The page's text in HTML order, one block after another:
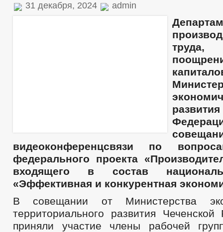
31 декабря, 2024 admin
видеоконференцсвязи по
федерального проекта
входящего в состав
«Эффективная и конкурентная
В совещании от Министерства
территориального развития Чеченской
приняли участие члены рабочей